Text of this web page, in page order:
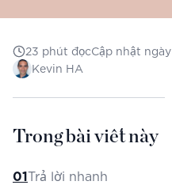
23 phút đọcCập nhật ngày
Kevin HA
Trong bài viết này
01Trả lời nhanh